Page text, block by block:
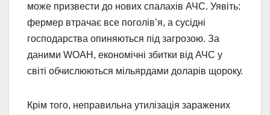
може призвести до нових спалахів АЧС. Уявіть:
фермер втрачає все поголів’я, а сусідні
господарства опиняються під загрозою. За
даними WOAH, економічні збитки від АЧС у
світі обчислюються мільярдами доларів щороку.
Крім того, неправильна утилізація заражених